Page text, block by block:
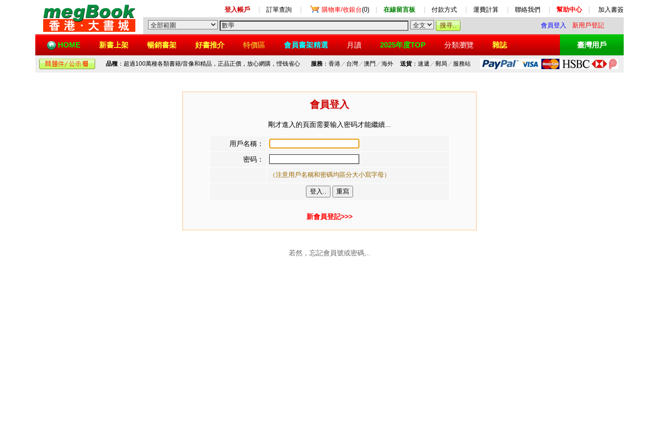
登入帳戶 訂單查詢 購物車/收銀台(0) 在線留言板 付款方式 運費計算 聯絡我們 幫助中心 加入書簽
會員登入 新用戶登記
HOME 新書上架 暢銷書架 好書推介 特價區 會員書架精選 月讀 2025年度TOP 分類瀏覽 雜誌 臺灣用戶
品種 ：超過100萬種各類書籍/音像和精品，正品正價，放心網購，悭钱省心 服務：香港／ 台灣／澳門 ／海外 送貨：速遞 ／郵局 ／ 服務站
會員登入
剛才進入的頁面需要输入密码才能繼續...
用戶名稱：
密码：
（注意用戶名稱和密碼均區分大小寫字母）
新會員登記>>>
若然，忘記會員號或密碼,..